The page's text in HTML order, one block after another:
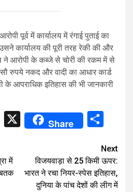
पूर्व में कार्यालय में रंगाई पुताई का
कार्यालय की पूरी तरह रेकी की और
ने आरोपी के कब्जे से चोरी की रकम में से
रुपये नकद और वादी का आधार कार्ड
के आपराधिक इतिहास की भी जानकारी
Pinterest
X Share
में
Next
विजयवाड़ा से 25 किमी ऊपर:
भारत ने रचा नियर-स्पेस इतिहास,
दुनिया के पांच देशों की लीग में